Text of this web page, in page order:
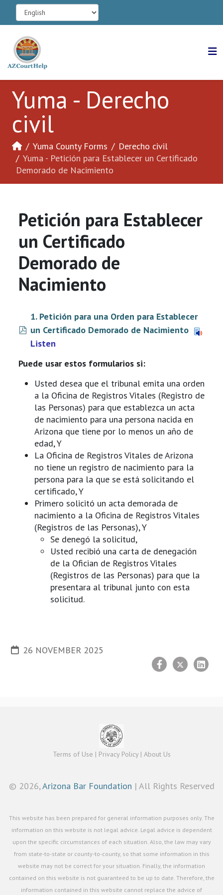
Yuma - Derecho
civil
Yuma County Forms
Derecho civil
Yuma - Petición para Establecer un Certificado
Demorado de Nacimiento
Petición para Establecer
un Certificado
Demorado de
Nacimiento
pdf
1. Petición para una Orden para Establecer
un Certificado Demorado de Nacimiento
Listen
Puede usar estos formularios si:
Usted desea que el tribunal emita una orden
a la Oficina de Registros Vitales (Registro de
las Personas) para que establezca un acta
de nacimiento para una persona nacida en
Arizona que tiene por lo menos un año de
edad, Y
La Oficina de Registros Vitales de Arizona
no tiene un registro de nacimiento para la
persona para la que se está solicitando el
certificado, Y
Primero solicitó un acta demorada de
nacimiento a la Oficina de Registros Vitales
(Registros de las Personas), Y
Se denegó la solicitud,
Usted recibió una carta de denegación
de la Ofician de Registros Vitales
(Registros de las Personas) para que la
presentara al tribunal junto con esta
solicitud.
26 NOVEMBER 2025
Terms of Use | Privacy Policy| About Us
© 2026,Arizona Bar Foundation | All Rights Reserved
This website has been prepared for general information purposes only. The
information on this website is not legal advice. Legal advice is dependent
upon the specific circumstances of each situation. Also, the law may vary
from state-to-state or county-to-county, so that some information in this
website may not be correct for your situation. Finally, the information
contained on this website is not guaranteed to be up to date. Therefore, the
information contained in this website cannot replace the advice of